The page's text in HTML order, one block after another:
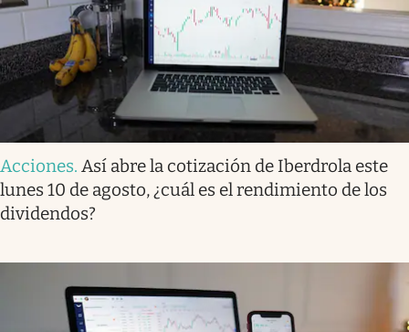
Acciones. Así abre la cotización de Iberdrola este
lunes 10 de agosto, ¿cuál es el rendimiento de los
dividendos?